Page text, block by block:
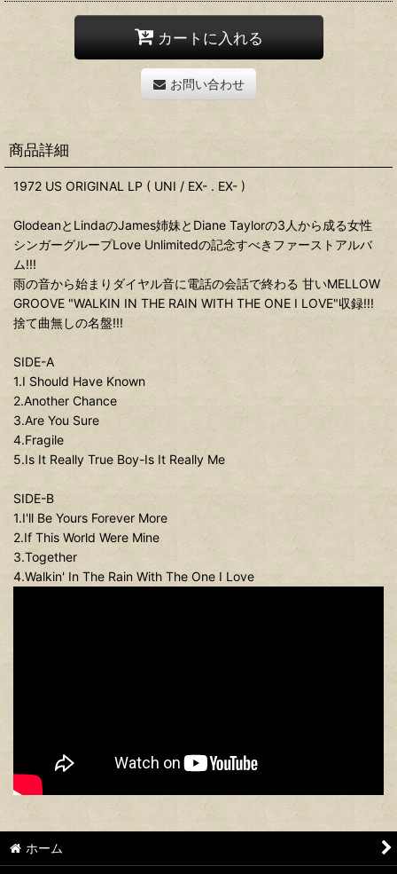
カートに入れる
お問い合わせ
商品詳細
1972 US ORIGINAL LP ( UNI / EX- . EX- )
GlodeanとLindaのJames姉妹とDiane Taylorの3人から成る女性
シンガーグループLove Unlimitedの記念すべきファーストアルバ
ム!!!
雨の音から始まりダイヤル音に電話の会話で終わる 甘いMELLOW
GROOVE "WALKIN IN THE RAIN WITH THE ONE I LOVE"収録!!!
捨て曲無しの名盤!!!
SIDE-A
1.I Should Have Known
2.Another Chance
3.Are You Sure
4.Fragile
5.Is It Really True Boy-Is It Really Me
SIDE-B
1.I'll Be Yours Forever More
2.If This World Were Mine
3.Together
4.Walkin' In The Rain With The One I Love
ホーム